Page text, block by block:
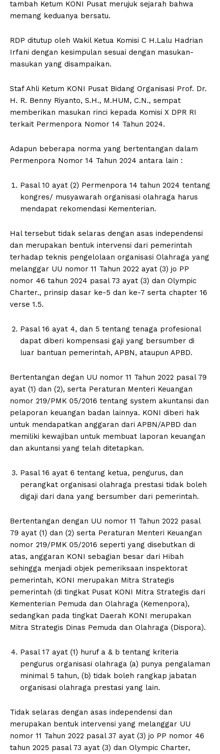
tambah Ketum KONI Pusat merujuk sejarah bahwa
memang keduanya bersatu.
RDP ditutup oleh Wakil Ketua Komisi C H.Lalu Hadrian
Irfani dengan kesimpulan sesuai dengan masukan-
masukan yang disampaikan.
Staf Ahli Ketum KONI Pusat Bidang Organisasi Prof. Dr.
H. R. Benny Riyanto, S.H., M.HUM, C.N., sempat
memberikan masukan rinci kepada Komisi X DPR RI
terkait Permenpora Nomor 14 Tahun 2024.
Adapun beberapa norma yang bertentangan dalam
Permenpora Nomor 14 Tahun 2024 antara lain :
Pasal 10 ayat (2) Permenpora 14 tahun 2024 tentang
kongres/ musyawarah organisasi olahraga harus
mendapat rekomendasi Kementerian.
Hal tersebut tidak selaras dengan asas independensi
dan merupakan bentuk intervensi dari pemerintah
terhadap teknis pengelolaan organisasi Olahraga yang
melanggar UU nomor 11 Tahun 2022 ayat (3) jo PP
nomor 46 tahun 2024 pasal 73 ayat (3) dan Olympic
Charter., prinsip dasar ke-5 dan ke-7 serta chapter 16
verse 1.5.
Pasal 16 ayat 4, dan 5 tentang tenaga profesional
dapat diberi kompensasi gaji yang bersumber di
luar bantuan pemerintah, APBN, ataupun APBD.
Bertentangan degan UU nomor 11 Tahun 2022 pasal 79
ayat (1) dan (2), serta Peraturan Menteri Keuangan
nomor 219/PMK 05/2016 tentang system akuntansi dan
pelaporan keuangan badan lainnya. KONI diberi hak
untuk mendapatkan anggaran dari APBN/APBD dan
memiliki kewajiban untuk membuat laporan keuangan
dan akuntansi yang telah ditetapkan.
Pasal 16 ayat 6 tentang ketua, pengurus, dan
perangkat organisasi olahraga prestasi tidak boleh
digaji dari dana yang bersumber dari pemerintah.
Bertentangan dengan UU nomor 11 Tahun 2022 pasal
79 ayat (1) dan (2) serta Peraturan Menteri Keuangan
nomor 219/PMK 05/2016 seperti yang disebutkan di
atas, anggaran KONI sebagian besar dari Hibah
sehingga menjadi objek pemeriksaan inspektorat
pemerintah, KONI merupakan Mitra Strategis
pemerintah (di tingkat Pusat KONI Mitra Strategis dari
Kementerian Pemuda dan Olahraga (Kemenpora),
sedangkan pada tingkat Daerah KONI merupakan
Mitra Strategis Dinas Pemuda dan Olahraga (Dispora).
Pasal 17 ayat (1) huruf a & b tentang kriteria
pengurus organisasi olahraga (a) punya pengalaman
minimal 5 tahun, (b) tidak boleh rangkap jabatan
organisasi olahraga prestasi yang lain.
Tidak selaras dengan asas independensi dan
merupakan bentuk intervensi yang melanggar UU
nomor 11 Tahun 2022 pasal 37 ayat (3) jo PP nomor 46
tahun 2025 pasal 73 ayat (3) dan Olympic Charter,